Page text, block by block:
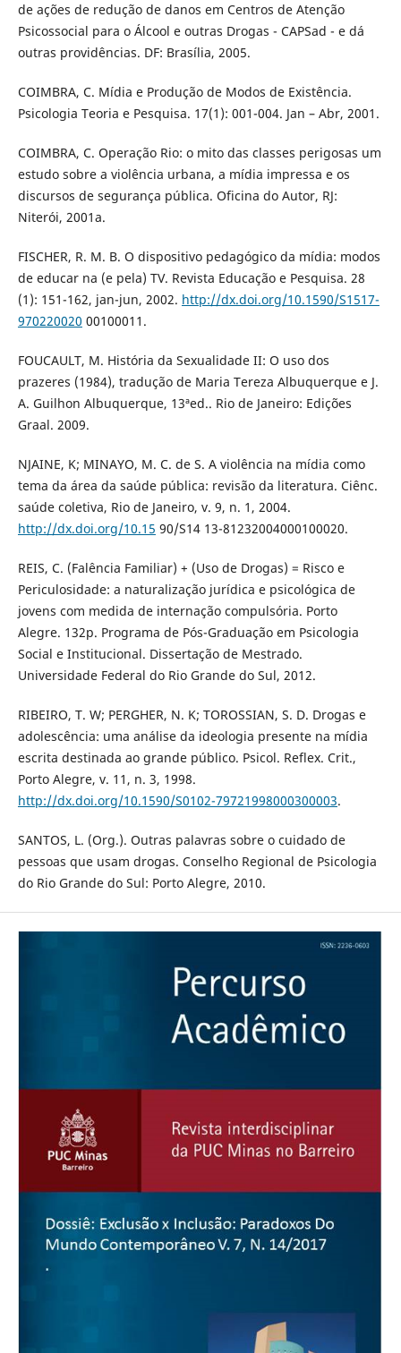
de ações de redução de danos em Centros de Atenção
Psicossocial para o Álcool e outras Drogas - CAPSad - e dá
outras providências. DF: Brasília, 2005.
COIMBRA, C. Mídia e Produção de Modos de Existência.
Psicologia Teoria e Pesquisa. 17(1): 001-004. Jan – Abr, 2001.
COIMBRA, C. Operação Rio: o mito das classes perigosas um
estudo sobre a violência urbana, a mídia impressa e os
discursos de segurança pública. Oficina do Autor, RJ:
Niterói, 2001a.
FISCHER, R. M. B. O dispositivo pedagógico da mídia: modos
de educar na (e pela) TV. Revista Educação e Pesquisa. 28
(1): 151-162, jan-jun, 2002. http://dx.doi.org/10.1590/S1517-
970220020 00100011.
FOUCAULT, M. História da Sexualidade II: O uso dos
prazeres (1984), tradução de Maria Tereza Albuquerque e J.
A. Guilhon Albuquerque, 13ªed.. Rio de Janeiro: Edições
Graal. 2009.
NJAINE, K; MINAYO, M. C. de S. A violência na mídia como
tema da área da saúde pública: revisão da literatura. Ciênc.
saúde coletiva, Rio de Janeiro, v. 9, n. 1, 2004.
http://dx.doi.org/10.15 90/S14 13-81232004000100020.
REIS, C. (Falência Familiar) + (Uso de Drogas) = Risco e
Periculosidade: a naturalização jurídica e psicológica de
jovens com medida de internação compulsória. Porto
Alegre. 132p. Programa de Pós-Graduação em Psicologia
Social e Institucional. Dissertação de Mestrado.
Universidade Federal do Rio Grande do Sul, 2012.
RIBEIRO, T. W; PERGHER, N. K; TOROSSIAN, S. D. Drogas e
adolescência: uma análise da ideologia presente na mídia
escrita destinada ao grande público. Psicol. Reflex. Crit.,
Porto Alegre, v. 11, n. 3, 1998.
http://dx.doi.org/10.1590/S0102-79721998000300003.
SANTOS, L. (Org.). Outras palavras sobre o cuidado de
pessoas que usam drogas. Conselho Regional de Psicologia
do Rio Grande do Sul: Porto Alegre, 2010.